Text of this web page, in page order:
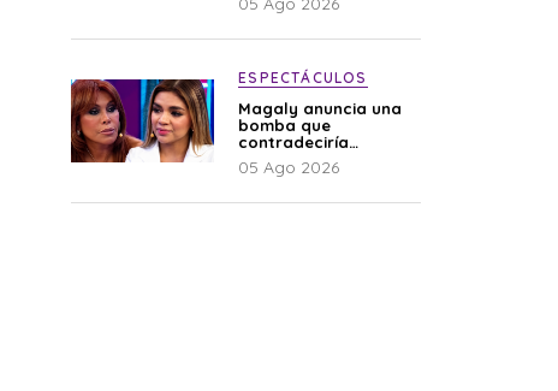
expareja de Shirley
ESPECTÁCULOS
Magaly anuncia una
bomba que
contradeciría
comunicado de La
Bella Luz: “Hay un
05 Ago 2026